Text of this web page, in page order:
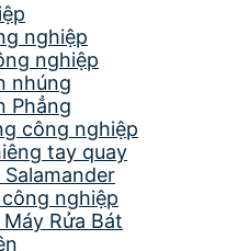
nghiệp
nghiệp
nhúng
Phẳng
công nghiệp
tay quay
nghiệp
Rửa Bát